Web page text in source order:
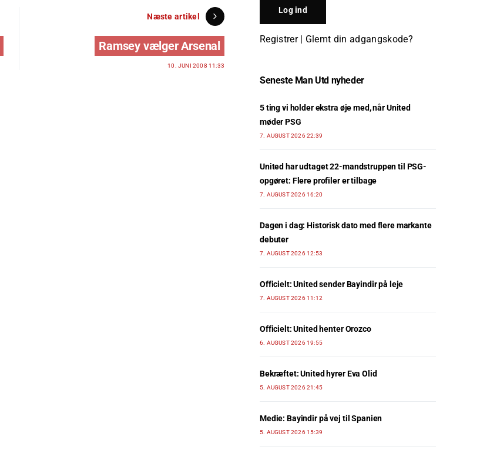
Næste artikel
Ramsey vælger Arsenal
10. JUNI 2008 11:33
Registrer| Glemt din adgangskode?
Seneste Man Utd nyheder
5 ting vi holder ekstra øje med, når United
møder PSG
7. AUGUST 2026 22:39
United har udtaget 22-mandstruppen til PSG-
opgøret: Flere profiler er tilbage
7. AUGUST 2026 16:20
Dagen i dag: Historisk dato med flere markante
debuter
7. AUGUST 2026 12:53
Officielt: United sender Bayindir på leje
7. AUGUST 2026 11:12
Officielt: United henter Orozco
6. AUGUST 2026 19:55
Bekræftet: United hyrer Eva Olid
5. AUGUST 2026 21:45
Medie: Bayindir på vej til Spanien
5. AUGUST 2026 15:39